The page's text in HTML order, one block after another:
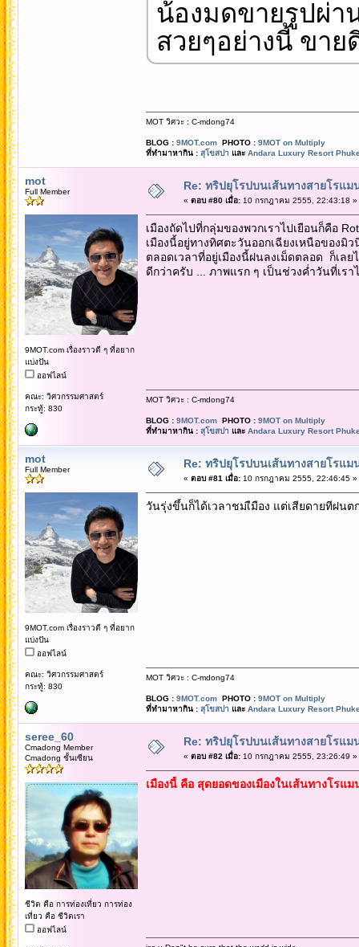
น้องมดขายรูปผ่า
สวยๆอย่างนี้ ขาย
MOT วิศวะ : C-mdong74
BLOG : 9MOT.comPHOTO : 9MOT on Multiply
ที่ทำมาหากิน : สุโขสปา และ Andara Luxury Resort
mot
Full Member
9MOT.com เรื่องราวดี ๆ ที่อยาก
แบ่งปัน
ออฟไลน์
คณะ: วิศวกรรมศาสตร์
กระทู้: 830
Re: ทริปยุโรปบนเส้นทางสายโรแม
« ตอบ #80 เมื่อ:10 กรกฎาคม 2555, 22:43:18 »
เมืองถัดไปที่กลุ่มของพวกเราไปเยือนก็คือ
เมืองนี้อยู่ทางทิศตะวันออกเฉียงเหนือของมิ
ตลอดเวลาที่อยู่เมืองนี้ฝนลงเม็ดตลอด ก็เล
ดีกว่าครับ ... ภาพแรก ๆ เป็นช่วงค่ำวันที่เรา
MOT วิศวะ : C-mdong74
BLOG : 9MOT.comPHOTO : 9MOT on Multiply
ที่ทำมาหากิน : สุโขสปา และ Andara Luxury Resort
mot
Full Member
9MOT.com เรื่องราวดี ๆ ที่อยาก
แบ่งปัน
ออฟไลน์
คณะ: วิศวกรรมศาสตร์
กระทู้: 830
Re: ทริปยุโรปบนเส้นทางสายโรแม
« ตอบ #81 เมื่อ:10 กรกฎาคม 2555, 22:46:45 »
วันรุ่งขึ้นก็ได้เวลาชมเืมือง แต่เสียดายทีฝน
MOT วิศวะ : C-mdong74
BLOG : 9MOT.comPHOTO : 9MOT on Multiply
ที่ทำมาหากิน : สุโขสปา และ Andara Luxury Resort
seree_60
Cmadong Member
Cmadong ชั้นเซียน
ชีวิต คือ การท่องเที่ยว การท่อง
เที่ยว คือ ชีวิตเรา
ออฟไลน์
Re: ทริปยุโรปบนเส้นทางสายโรแม
« ตอบ #82 เมื่อ:10 กรกฎาคม 2555, 23:26:49 »
เมืองนี้ คือ สุดยอดของเมืองในเส้นทางโรแ